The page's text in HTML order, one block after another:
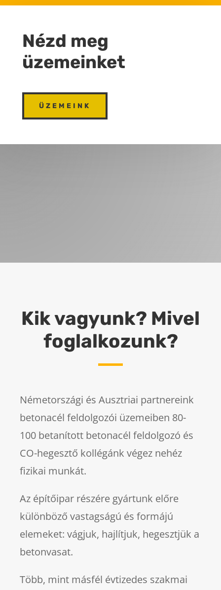
Nézd meg
üzemeinket
ÜZEMEINK
Kik vagyunk? Mivel
foglalkozunk?
Németországi és Ausztriai partnereink
betonacél feldolgozói üzemeiben 80-
100 betanított betonacél feldolgozó és
CO-hegesztő kollégánk végez nehéz
fizikai munkát.
Az építőipar részére gyártunk előre
különböző vastagságú és formájú
elemeket: vágjuk, hajlítjuk, hegesztjük a
betonvasat.
Több, mint másfél évtizedes szakmai